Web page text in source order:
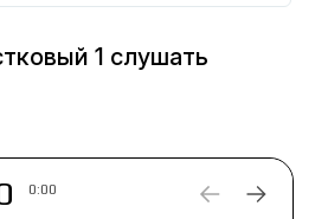
физиономиями и не мешала
1 слушать
0:00